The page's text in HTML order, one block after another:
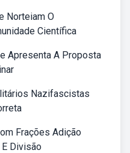
Norteiam O
Científica
Apresenta A Proposta
Nazifascistas
Frações Adição
Divisão